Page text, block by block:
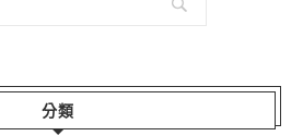
分類